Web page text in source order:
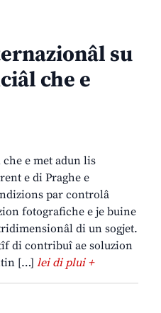
su
che e
e met adun lis
e di Praghe e
par controlâ
fotografiche e je buine
di un sogjet.
di contribuî ae soluzion
[…] lei di plui +